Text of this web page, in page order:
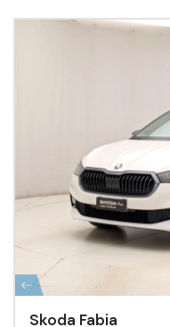
Skoda Fabia